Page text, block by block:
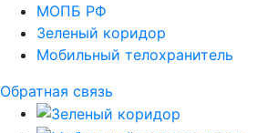
МОПБ РФ
Зеленый коридор
Мобильный телохранитель
Обратная связь